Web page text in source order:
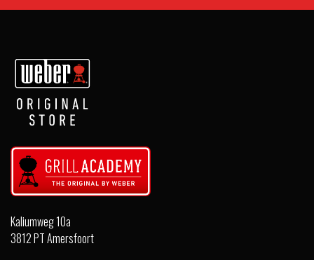
Kaliumweg 10a
3812 PT Amersfoort